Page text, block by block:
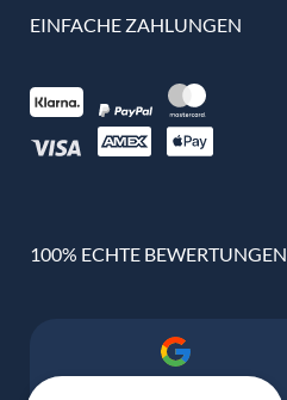
EINFACHE ZAHLUNGEN
100% ECHTE BEWERTUNGEN